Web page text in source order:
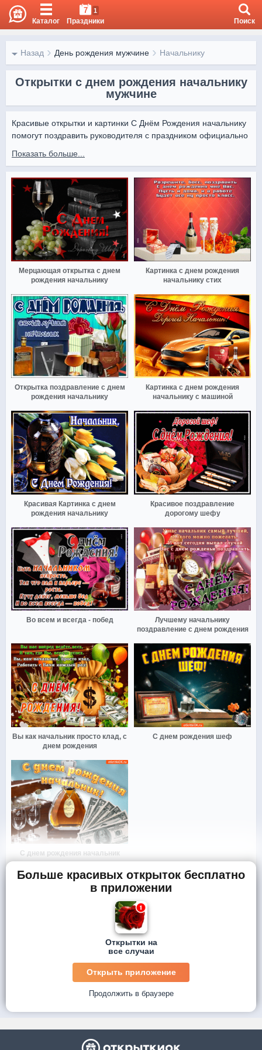
Каталог
7 1
Праздники Поиск
Назад День рождения мужчине Начальнику
Открытки с днем рождения начальнику
мужчине
Красивые открытки и картинки С Днём Рождения начальнику
помогут поздравить руководителя с праздником официально
сдержанными пожеланиями подчеркнут уважение и
На OtkritkiOk.ru собраны открытки С Днём Рождения
начальнику, которые можно бесплатно скачать и отправить
онлайн. Поделитесь ими в корпоративных чатах или
мессенджерах, чтобы поздравление выглядело стильно и
уместно.
Показать больше...
Мерцающая открытка с днем
рождения начальнику
Картинка с днем рождения
начальнику стих
Открытка поздравление с днем
рождения начальнику
Картинка с днем рождения
начальнику с машиной
Красивая Картинка с днем
рождения начальнику
Красивое поздравление
дорогому шефу
Во всем и всегда - побед
Лучшему начальнику
поздравление с днем рождения
Вы как начальник просто клад, с
днем рождения
С днем рождения шеф
С днем рождения начальник
Больше красивых открыток бесплатно
в приложении
Открытки на
все случаи
Открыть приложение
Продолжить в браузере